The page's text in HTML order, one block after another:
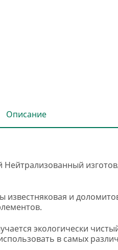
Описание
Нейтрализованный
известняковая и
экологически
в самых